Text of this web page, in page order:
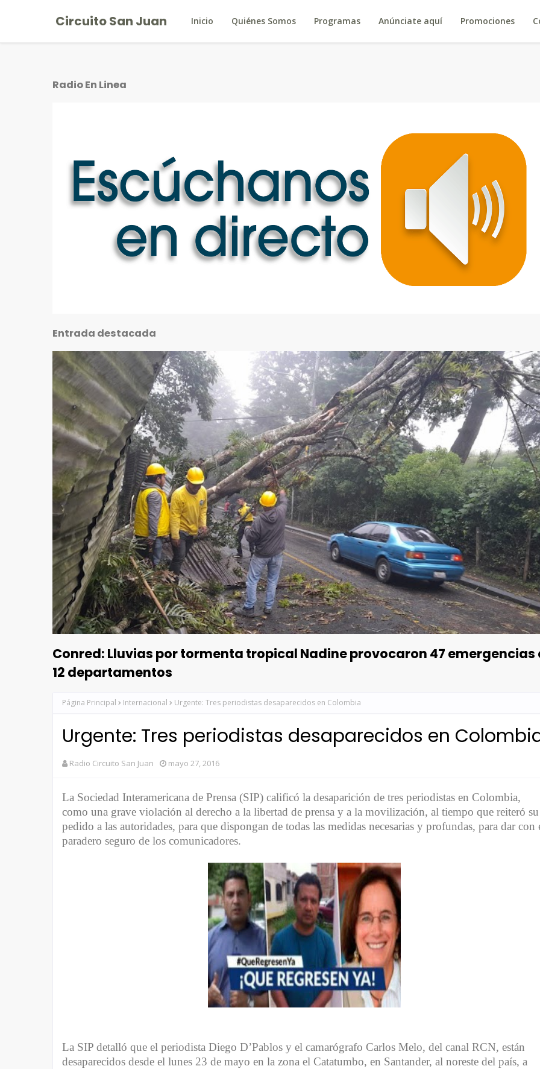
Circuito San Juan Inicio Quiénes Somos Programas Anúnciate aquí Promociones
Radio En Linea
Entrada destacada
Conred: Lluvias por tormenta tropical Nadine provocaron 47 emergencias
12 departamentos
Página Principal Internacional Urgente: Tres periodistas desaparecidos en Colombia
Urgente: Tres periodistas desaparecidos en
Radio Circuito San Juan mayo 27, 2016
La Sociedad Interamericana de Prensa (SIP) calificó la desaparición de tres periodistas en Colombia,
como una grave violación al derecho a la libertad de prensa y a la movilización, al tiempo que reiteró su
pedido a las autoridades, para que dispongan de todas las medidas necesarias y profundas, para dar con
paradero seguro de los comunicadores.
La SIP detalló que el periodista Diego D’Pablos y el camarógrafo Carlos Melo, del canal RCN, están
desaparecidos desde el lunes 23 de mayo en la zona el Catatumbo, en Santander, al noreste del país, a